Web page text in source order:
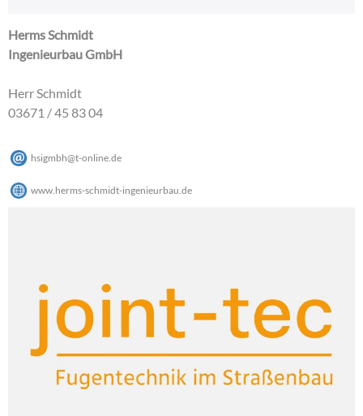
Herms Schmidt
Ingenieurbau GmbH
Herr Schmidt
03671 / 45 83 04
hsigmbh@t-online de
www.herms-schmidt-ingenieurbau.de